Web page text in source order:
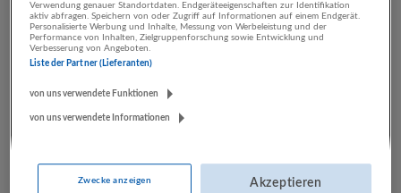
Komperdell/ Camaro
Verwendung genauer Standortdaten. Endgeräteeigenschaften zur Identifikation
aktiv abfragen. Speichern von oder Zugriff auf Informationen auf einem Endgerät.
Personalisierte Werbung und Inhalte, Messung von Werbeleistung und der
Performance von Inhalten, Zielgruppenforschung sowie Entwicklung und
Verbesserung von Angeboten.
Liste der Partner (Lieferanten)
von uns verwendete Funktionen
von uns verwendete Informationen
Zwecke anzeigen Akzeptieren